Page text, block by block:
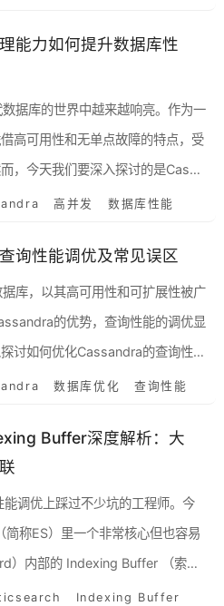
能力如何提升数据库性
据库的世界中越来越响亮。作为一
高可用性和无单点故障的特点，受
，今天我们要深入探讨的是Cassa
现，以及它是如何帮助...
高并发 数据库性能
询性能调优及常见误区
库，以其高可用性和可扩展性被广
的优势，查询性能的调优显
讨如何优化Cassandra的查询性
和解决方案。 ...
数据库优化 查询性能
Buffer深度解析：大
调优上踩过不少坑的工程师。今
称ES）里一个非常核心但也容易
Buffer （索引
Indexing Buffer